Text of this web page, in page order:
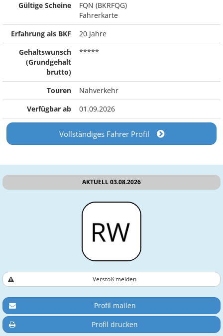
Gültige Scheine
FQN (BKRFQG)
Fahrerkarte
Erfahrung als BKF
20 Jahre
Gehaltswunsch
(Grundgehalt
brutto)
*****
Touren
Nahverkehr
Verfügbar ab
01.09.2026
Vollständiges Fahrer Profil
AKTUELL 03.08.2026
Verstoß melden
Profil mailen
Profil drucken